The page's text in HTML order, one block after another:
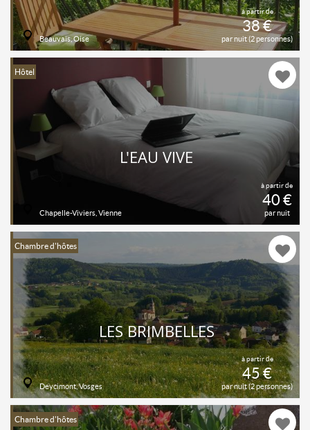
à partir de
38 €
par nuit (2 personnes)
Beauvais, Oise
Hôtel
à partir de
40 €
par nuit
L'EAU VIVE
Chapelle-Viviers, Vienne
Chambre d'hôtes
à partir de
45 €
par nuit (2 personnes)
LES BRIMBELLES
Deycimont, Vosges
Chambre d'hôtes